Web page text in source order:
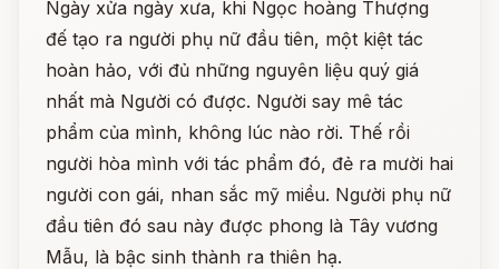
Ngày xửa ngày xưa, khi Ngọc hoàng Thượng
đế tạo ra người phụ nữ đầu tiên, một kiệt tác
hoàn hảo, với đủ những nguyên liệu quý giá
nhất mà Người có được. Người say mê tác
phẩm của mình, không lúc nào rời. Thế rồi
người hòa mình với tác phẩm đó, đẻ ra mười hai
người con gái, nhan sắc mỹ miều. Người phụ nữ
đầu tiên đó sau này được phong là Tây vương
Mẫu, là bậc sinh thành ra thiên hạ.